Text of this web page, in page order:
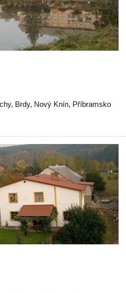
, Brdy, Nový Knín, Příbramsko